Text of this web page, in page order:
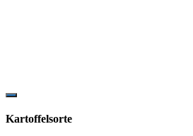
Show
Content
Kartoffelsorte